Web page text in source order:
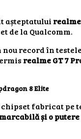
așteptatului realme
de la Qualcomm.
record în
realme GT 7
8 Elite
fabricat pe
și o